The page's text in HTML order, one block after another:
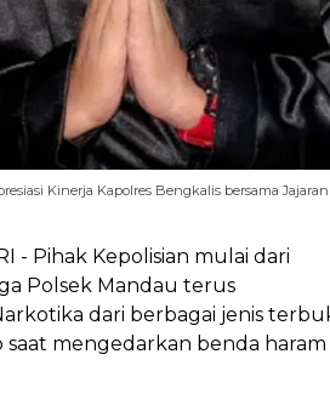
Kinerja Kapolres Bengkalis bersama
- Pihak Kepolisian mulai dari
Polsek Mandau terus
dari berbagai jenis
mengedarkan benda haram